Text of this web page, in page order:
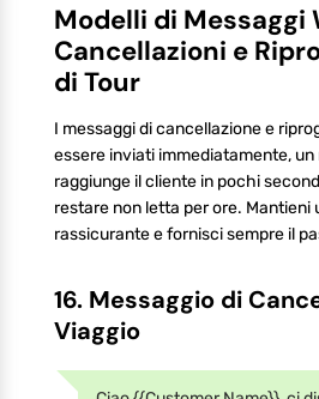
Modelli di Messaggi
Cancellazioni e
di Tour
I messaggi di cancellazione e
essere inviati immediatamente,
raggiunge il cliente in pochi
restare non letta per ore. Mantieni
rassicurante e fornisci sempre il
16. Messaggio di
Viaggio